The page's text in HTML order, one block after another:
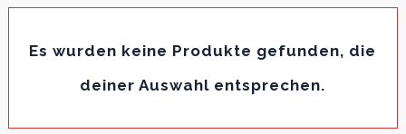
Es wurden keine Produkte gefunden, die
deiner Auswahl entsprechen.